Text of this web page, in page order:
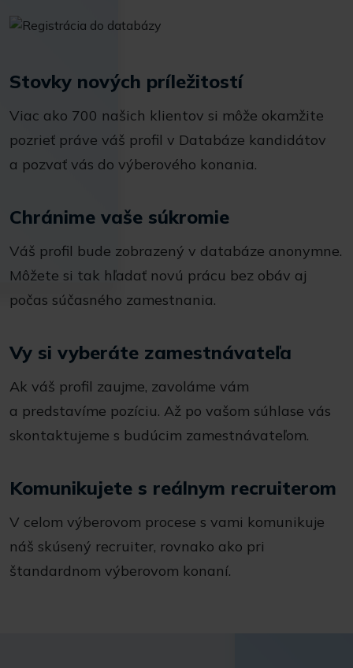
Stovky nových príležitostí
Viac ako 700 našich klientov si môže okamžite
pozrieť práve váš profil v Databáze kandidátov
a pozvať vás do výberového konania.
Chránime vaše súkromie
Váš profil bude zobrazený v databáze anonymne.
Môžete si tak hľadať novú prácu bez obáv aj
počas súčasného zamestnania.
Vy si vyberáte zamestnávateľa
Ak váš profil zaujme, zavoláme vám
a predstavíme pozíciu. Až po vašom súhlase vás
skontaktujeme s budúcim zamestnávateľom.
Komunikujete s reálnym recruiterom
V celom výberovom procese s vami komunikuje
náš skúsený recruiter, rovnako ako pri
štandardnom výberovom konaní.